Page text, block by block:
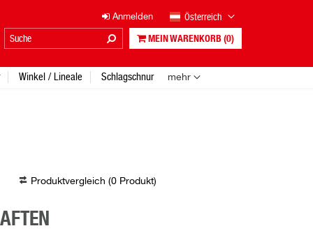
Produktvergleich (0 Produkt)
Anmelden Österreich
MEIN WARENKORB (0)
Winkel / Lineale Schlagschnur mehr